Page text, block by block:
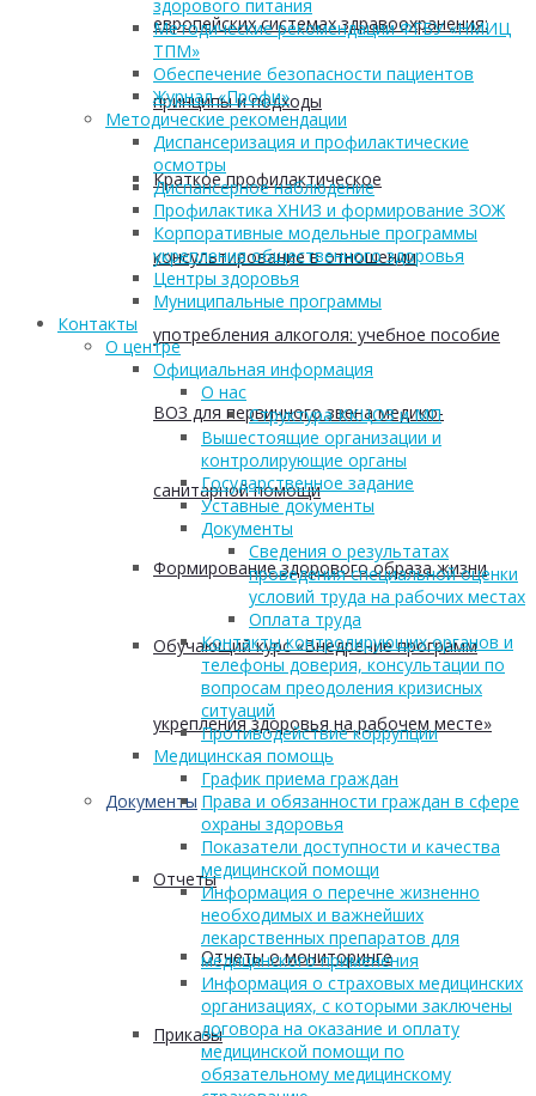
европейских системах здравоохранения:
принципы и подходы
Краткое профилактическое
консультирование в отношении
употребления алкоголя: учебное пособие
ВОЗ для первичного звена медико-
санитарной помощи
Формирование здорового образа жизни
Обучающий курс «Внедрение программ
укрепления здоровья на рабочем месте»
Документы
Отчеты
Отчеты о мониторинге
Приказы
здорового питания
Методические рекомендации ФГБУ «НМИЦ
ТПМ»
Обеспечение безопасности пациентов
Журнал «Профи»
Методические рекомендации
Диспансеризация и профилактические
осмотры
Диспансерное наблюдение
Профилактика ХНИЗ и формирование ЗОЖ
Корпоративные модельные программы
укрепления общественного здоровья
Центры здоровья
Муниципальные программы
Контакты
О центре
Официальная информация
О нас
Структура ККЦОЗ и МП
Вышестоящие организации и
контролирующие органы
Государственное задание
Уставные документы
Документы
Сведения о результатах
проведения специальной оценки
условий труда на рабочих местах
Оплата труда
Контакты контролирующих органов и
телефоны доверия, консультации по
вопросам преодоления кризисных
ситуаций
Противодействие коррупции
Медицинская помощь
График приема граждан
Права и обязанности граждан в сфере
охраны здоровья
Показатели доступности и качества
медицинской помощи
Информация о перечне жизненно
необходимых и важнейших
лекарственных препаратов для
медицинского применения
Информация о страховых медицинских
организациях, с которыми заключены
договора на оказание и оплату
медицинской помощи по
обязательному медицинскому